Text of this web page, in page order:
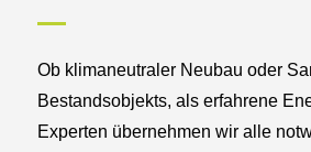
Ob klimaneutraler Neubau oder
Bestandsobjekts, als erfahrene
Experten übernehmen wir alle